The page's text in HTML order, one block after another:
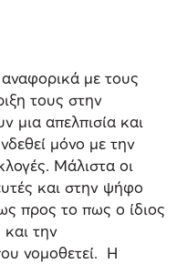
με τους
τους στην
μια απελπισία και
μόνο με την
Μάλιστα οι
και στην ψήφο
προς το πως ο ίδιος
και την
νομοθετεί. Η